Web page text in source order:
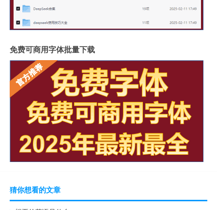
免费可商用字体批量下载
猜你想看的文章